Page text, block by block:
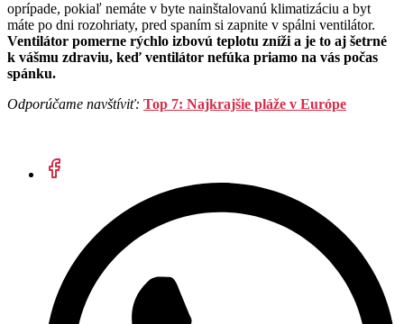
oprípade, pokiaľ nemáte v byte nainštalovanú klimatizáciu a byt
máte po dni rozohriaty, pred spaním si zapnite v spálni ventilátor.
Ventilátor pomerne rýchlo izbovú teplotu zníži a je to aj šetrné
k vášmu zdraviu, keď ventilátor nefúka priamo na vás počas
spánku.
Odporúčame navštíviť: Top 7: Najkrajšie pláže v Európe